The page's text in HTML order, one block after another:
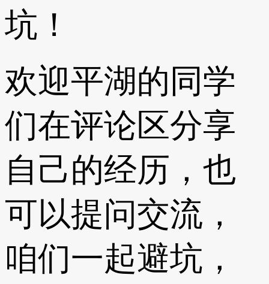
坑！
欢迎平湖的同学
们在评论区分享
自己的经历，也
可以提问交流，
咱们一起避坑，